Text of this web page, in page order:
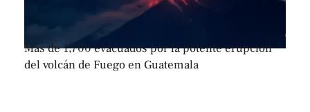
Más de 1,700 evacuados por la potente erupción
del volcán de Fuego en Guatemala